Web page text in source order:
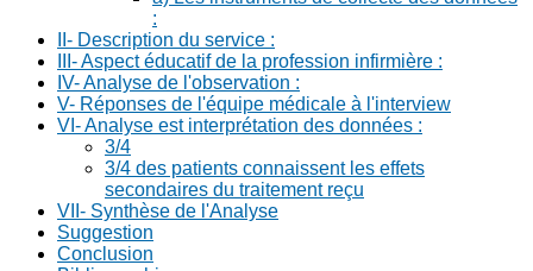
:
II- Description du service :
III- Aspect éducatif de la profession infirmière :
IV- Analyse de l'observation :
V- Réponses de l'équipe médicale à l'interview
VI- Analyse est interprétation des données :
3/4
3/4 des patients connaissent les effets
secondaires du traitement reçu
VII- Synthèse de l'Analyse
Suggestion
Conclusion